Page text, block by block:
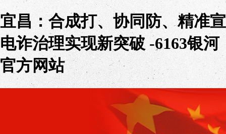
宜昌：合成打、协同防、精准宣
电诈治理实现新突破 -6163银河
官方网站